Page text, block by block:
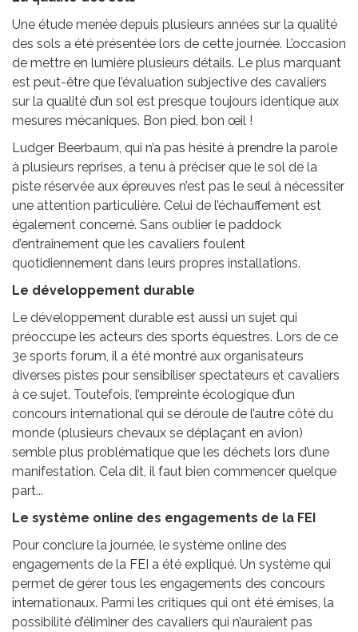
Une étude menée depuis plusieurs années sur la qualité
des sols a été présentée lors de cette journée. L’occasion
de mettre en lumière plusieurs détails. Le plus marquant
est peut-être que l’évaluation subjective des cavaliers
sur la qualité d’un sol est presque toujours identique aux
mesures mécaniques. Bon pied, bon œil !
Ludger Beerbaum, qui n’a pas hésité à prendre la parole
à plusieurs reprises, a tenu à préciser que le sol de la
piste réservée aux épreuves n’est pas le seul à nécessiter
une attention particulière. Celui de l’échauffement est
également concerné. Sans oublier le paddock
d’entraînement que les cavaliers foulent
quotidiennement dans leurs propres installations.
Le développement durable
Le développement durable est aussi un sujet qui
préoccupe les acteurs des sports équestres. Lors de ce
3e sports forum, il a été montré aux organisateurs
diverses pistes pour sensibiliser spectateurs et cavaliers
à ce sujet. Toutefois, l’empreinte écologique d’un
concours international qui se déroule de l’autre côté du
monde (plusieurs chevaux se déplaçant en avion)
semble plus problématique que les déchets lors d’une
manifestation. Cela dit, il faut bien commencer quelque
part...
Le système online des engagements de la FEI
Pour conclure la journée, le système online des
engagements de la FEI a été expliqué. Un système qui
permet de gérer tous les engagements des concours
internationaux. Parmi les critiques qui ont été émises, la
possibilité d’éliminer des cavaliers qui n’auraient pas